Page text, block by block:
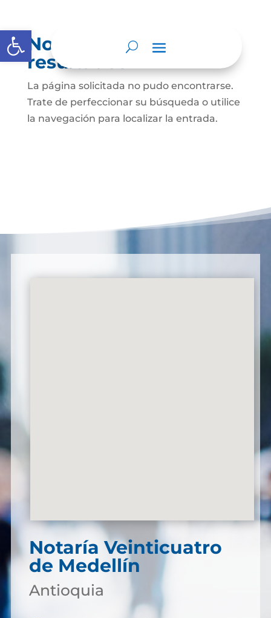
Abrir barra de herramientas
No se encontraron
resultados
La página solicitada no pudo encontrarse.
Trate de perfeccionar su búsqueda o utilice
la navegación para localizar la entrada.
Notaría Veinticuatro
de Medellín
Antioquia